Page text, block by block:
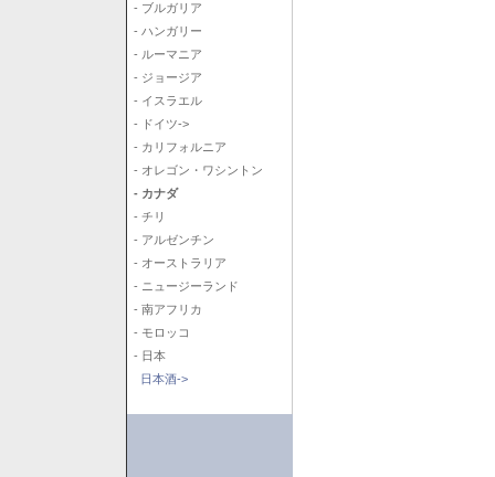
- ブルガリア
- ハンガリー
- ルーマニア
- ジョージア
- イスラエル
- ドイツ->
- カリフォルニア
- オレゴン・ワシントン
- カナダ
- チリ
- アルゼンチン
- オーストラリア
- ニュージーランド
- 南アフリカ
- モロッコ
- 日本
日本酒->